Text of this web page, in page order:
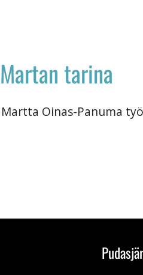
Martan tarina
Martta Oinas-Panuma